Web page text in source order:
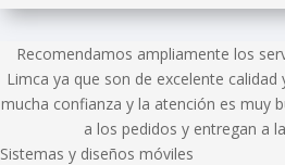
Recomendamos ampliamente los
Limca ya que son de excelente
mucha confianza y la atención es muy
a los pedidos y entregan a
Sistemas y diseños móviles